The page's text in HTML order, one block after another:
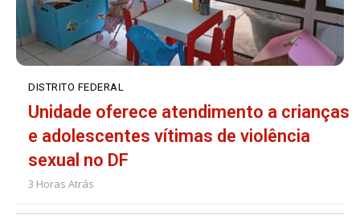
DISTRITO FEDERAL
Unidade oferece atendimento a crianças
e adolescentes vítimas de violência
sexual no DF
3 Horas Atrás